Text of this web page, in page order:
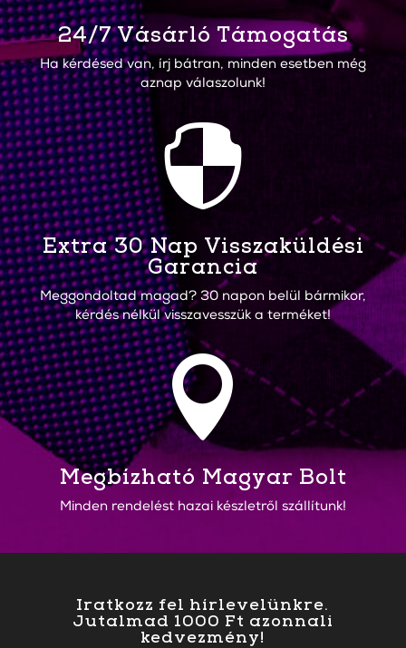
24/7 Vásárló Támogatás
Ha kérdésed van, írj bátran, minden esetben még
aznap válaszolunk!

Extra 30 Nap Visszaküldési
Garancia
Meggondoltad magad? 30 napon belül bármikor,
kérdés nélkül visszavesszük a terméket!

Megbízható Magyar Bolt
Minden rendelést hazai készletről szállítunk!
Iratkozz fel hírlevelünkre.
Jutalmad 1000 Ft azonnali
kedvezmény!